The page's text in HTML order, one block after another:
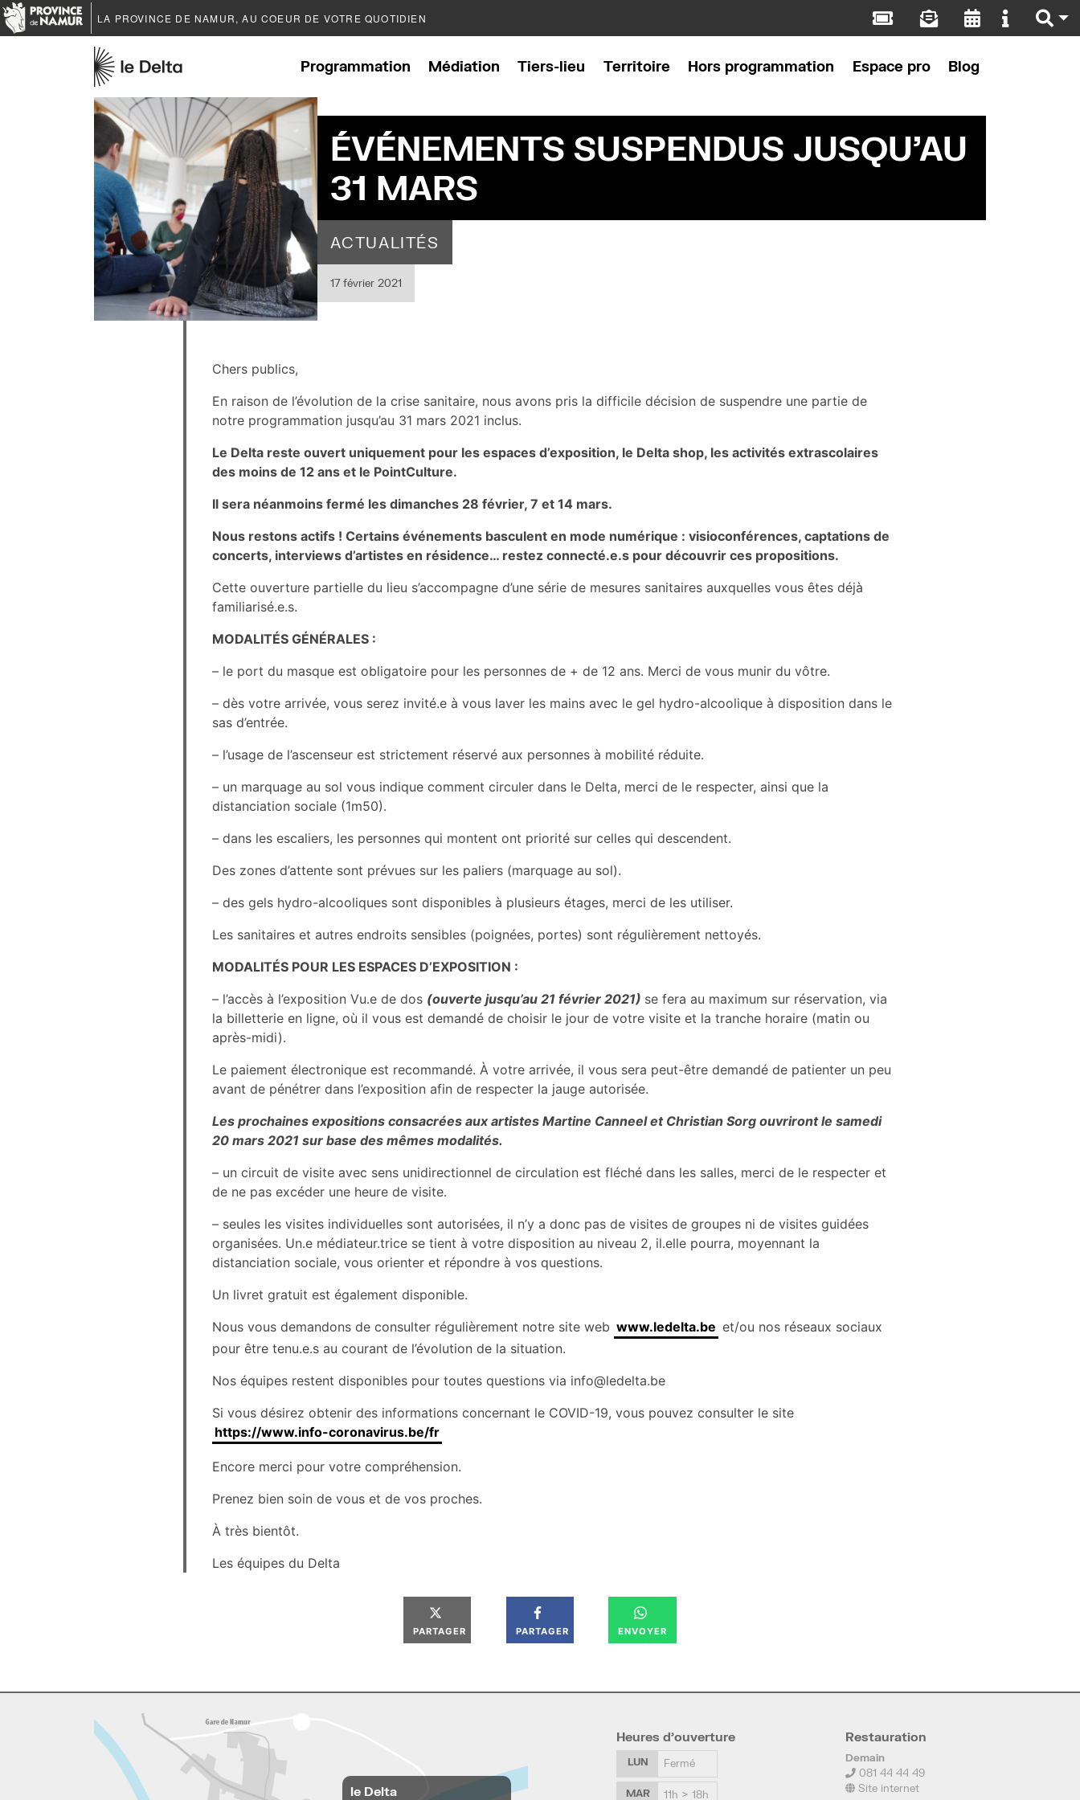
LA PROVINCE DE NAMUR, AU COEUR DE VOTRE QUOTIDIEN
Programmation Médiation Tiers-lieu Territoire Hors programmation Espace pro Blog
ÉVÉNEMENTS SUSPENDUS JUSQU’AU
31 MARS
ACTUALITÉS
17 février 2021
Chers publics,
En raison de l’évolution de la crise sanitaire, nous avons pris la difficile décision de suspendre une partie de
notre programmation jusqu’au 31 mars 2021 inclus.
Le Delta reste ouvert uniquement pour les espaces d’exposition, le Delta shop, les activités extrascolaires
des moins de 12 ans et le PointCulture.
Il sera néanmoins fermé les dimanches 28 février, 7 et 14 mars.
Nous restons actifs ! Certains événements basculent en mode numérique : visioconférences, captations de
concerts, interviews d’artistes en résidence… restez connecté.e.s pour découvrir ces propositions.
Cette ouverture partielle du lieu s’accompagne d’une série de mesures sanitaires auxquelles vous êtes déjà
familiarisé.e.s.
MODALITÉS GÉNÉRALES :
– le port du masque est obligatoire pour les personnes de + de 12 ans. Merci de vous munir du vôtre.
– dès votre arrivée, vous serez invité.e à vous laver les mains avec le gel hydro-alcoolique à disposition dans le
sas d’entrée.
– l’usage de l’ascenseur est strictement réservé aux personnes à mobilité réduite.
– un marquage au sol vous indique comment circuler dans le Delta, merci de le respecter, ainsi que la
distanciation sociale (1m50).
– dans les escaliers, les personnes qui montent ont priorité sur celles qui descendent.
Des zones d’attente sont prévues sur les paliers (marquage au sol).
– des gels hydro-alcooliques sont disponibles à plusieurs étages, merci de les utiliser.
Les sanitaires et autres endroits sensibles (poignées, portes) sont régulièrement nettoyés.
MODALITÉS POUR LES ESPACES D’EXPOSITION :
– l’accès à l’exposition Vu.e de dos (ouverte jusqu’au 21 février 2021) se fera au maximum sur réservation, via
la billetterie en ligne, où il vous est demandé de choisir le jour de votre visite et la tranche horaire (matin ou
après-midi).
Le paiement électronique est recommandé. À votre arrivée, il vous sera peut-être demandé de patienter un peu
avant de pénétrer dans l’exposition afin de respecter la jauge autorisée.
Les prochaines expositions consacrées aux artistes Martine Canneel et Christian Sorg ouvriront le samedi
20 mars 2021 sur base des mêmes modalités.
– un circuit de visite avec sens unidirectionnel de circulation est fléché dans les salles, merci de le respecter et
de ne pas excéder une heure de visite.
– seules les visites individuelles sont autorisées, il n’y a donc pas de visites de groupes ni de visites guidées
organisées. Un.e médiateur.trice se tient à votre disposition au niveau 2, il.elle pourra, moyennant la
distanciation sociale, vous orienter et répondre à vos questions.
Un livret gratuit est également disponible.
Nous vous demandons de consulter régulièrement notre site web www.ledelta.be et/ou nos réseaux sociaux
pour être tenu.e.s au courant de l’évolution de la situation.
Nos équipes restent disponibles pour toutes questions via info@ledelta.be
Si vous désirez obtenir des informations concernant le COVID-19, vous pouvez consulter le site
https://www.info-coronavirus.be/fr
Encore merci pour votre compréhension.
Prenez bien soin de vous et de vos proches.
À très bientôt.
Les équipes du Delta
PARTAGER PARTAGER ENVOYER
le Delta
Heures d’ouverture
LUN Fermé
MAR 11h > 18h
Restauration
Demain
081 44 44 49
Site internet